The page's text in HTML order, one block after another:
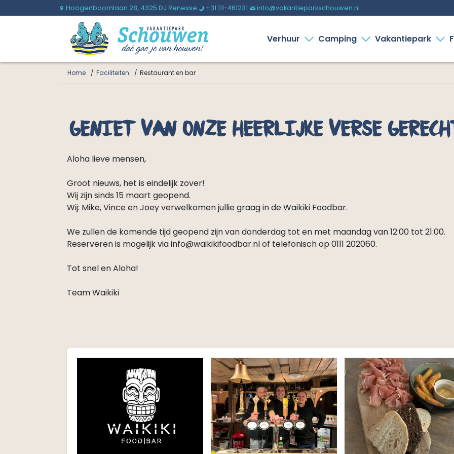
U Hoogenboomlaan 28, 4325 DJ Renesse b+31 111-461231 % info@vakantieparkschouwen.nl
Verhuur Camping Vakantiepark
Home Faciliteiten Restaurant en bar
Geniet van onze heerlijke verse
Aloha lieve mensen,
Groot nieuws, het is eindelijk zover!
Wij zijn sinds 15 maart geopend.
Wij: Mike, Vince en Joey verwelkomen jullie graag in de Waikiki Foodbar.
We zullen de komende tijd geopend zijn van donderdag tot en met maandag van 12:00 tot 21:00.
Reserveren is mogelijk via info@waikikifoodbar.nl of telefonisch op 0111 202060.
Tot snel en Aloha!
Team Waikiki